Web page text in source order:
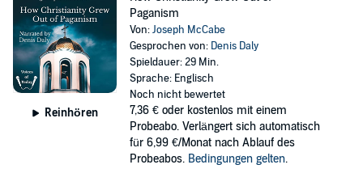
Reinhören
Paganism
Von:Joseph McCabe
Gesprochen von: Denis Daly
Spieldauer: 29 Min.
Sprache: Englisch
Noch nicht bewertet
7,36 € oder kostenlos mit einem
Probeabo. Verlängert sich automatisch
für 6,99 €/Monat nach Ablauf des
Probeabos. Bedingungen gelten.